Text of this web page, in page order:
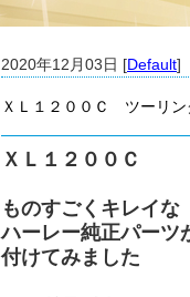
2020年12月03日 [Default]
ＸＬ１２００Ｃ ツーリン
ＸＬ１２００Ｃ
ものすごくキレイな
ハーレー純正パーツ
付けてみました